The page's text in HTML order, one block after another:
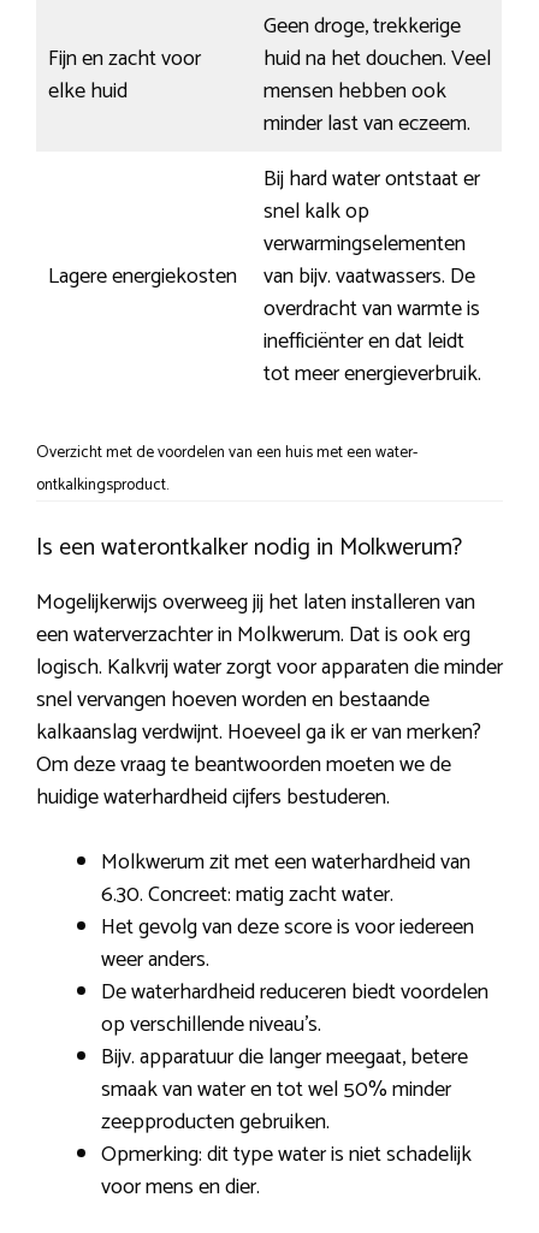
Fijn en zacht voor
elke huid
Geen droge, trekkerige
huid na het douchen. Veel
mensen hebben ook
minder last van eczeem.
Lagere energiekosten
Bij hard water ontstaat er
snel kalk op
verwarmingselementen
van bijv. vaatwassers. De
overdracht van warmte is
inefficiënter en dat leidt
tot meer energieverbruik.
Overzicht met de voordelen van een huis met een water-
ontkalkingsproduct.
Is een waterontkalker nodig in Molkwerum?
Mogelijkerwijs overweeg jij het laten installeren van
een waterverzachter in Molkwerum. Dat is ook erg
logisch. Kalkvrij water zorgt voor apparaten die minder
snel vervangen hoeven worden en bestaande
kalkaanslag verdwijnt. Hoeveel ga ik er van merken?
Om deze vraag te beantwoorden moeten we de
huidige waterhardheid cijfers bestuderen.
Molkwerum zit met een waterhardheid van
6.30. Concreet: matig zacht water.
Het gevolg van deze score is voor iedereen
weer anders.
De waterhardheid reduceren biedt voordelen
op verschillende niveau’s.
Bijv. apparatuur die langer meegaat, betere
smaak van water en tot wel 50% minder
zeepproducten gebruiken.
Opmerking: dit type water is niet schadelijk
voor mens en dier.